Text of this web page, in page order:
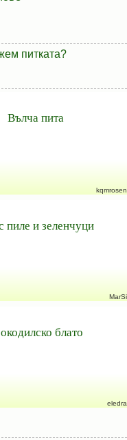
питката?
Вълча пита
kqmrosen
пиле и зеленчуци
MarSi
блато
eledra